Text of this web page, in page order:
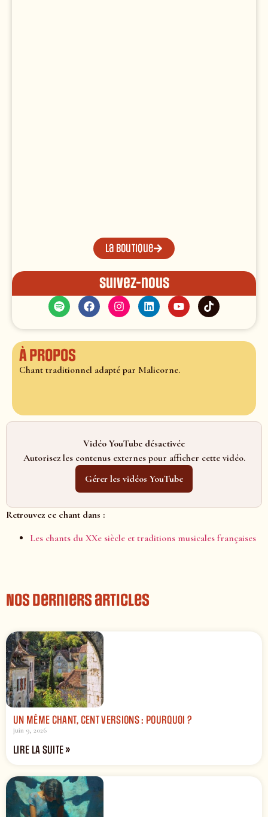
La boutique
Suivez-nous
À propos
Chant traditionnel adapté par Malicorne.
Vidéo YouTube désactivée
Autorisez les contenus externes pour afficher cette vidéo.
Gérer les vidéos YouTube
Retrouvez ce chant dans :
Les chants du XXe siècle et traditions musicales françaises
Nos derniers articles
UN MÊME CHANT, CENT VERSIONS : POURQUOI ?
juin 9, 2026
LIRE LA SUITE »